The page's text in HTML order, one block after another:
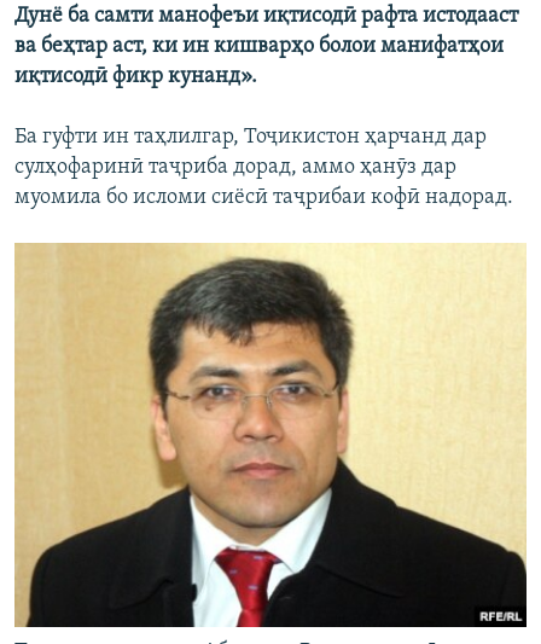
Дунё ба самти манофеъи иқтисодӣ рафта истодааст
ва беҳтар аст, ки ин кишварҳо болои манифатҳои
иқтисодӣ фикр кунанд».
Ба гуфти ин таҳлилгар, Тоҷикистон ҳарчанд дар
сулҳофаринӣ таҷриба дорад, аммо ҳанӯз дар
муомила бо исломи сиёсӣ таҷрибаи кофӣ надорад.